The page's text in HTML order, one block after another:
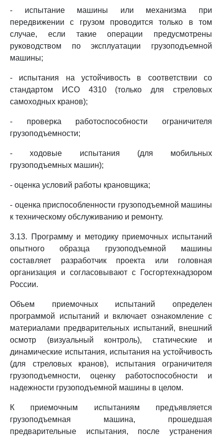
- испытание машины или механизма при
передвижении с грузом проводится только в том
случае, если такие операции предусмотрены
руководством по эксплуатации грузоподъемной
машины;
- испытания на устойчивость в соответствии со
стандартом ИСО 4310 (только для стреловых
самоходных кранов);
- проверка работоспособности ограничителя
грузоподъемности;
- ходовые испытания (для мобильных
грузоподъемных машин);
- оценка условий работы крановщика;
- оценка приспособленности грузоподъемной машины
к техническому обслуживанию и ремонту.
3.13. Программу и методику приемочных испытаний
опытного образца грузоподъемной машины
составляет разработчик проекта или головная
организация и согласовывают с Госгортехнадзором
России.
Объем приемочных испытаний определен
программой испытаний и включает ознакомление с
материалами предварительных испытаний, внешний
осмотр (визуальный контроль), статические и
динамические испытания, испытания на устойчивость
(для стреловых кранов), испытания ограничителя
грузоподъемности, оценку работоспособности и
надежности грузоподъемной машины в целом.
К приемочным испытаниям предъявляется
грузоподъемная машина, прошедшая
предварительные испытания, после устранения